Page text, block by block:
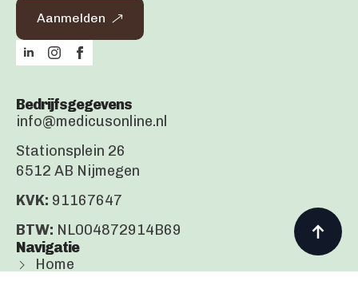
Aanmelden
Bedrijfsgegevens
info@medicusonline.nl
Stationsplein 26
6512 AB Nijmegen
KVK: 91167647
BTW: NL004872914B69
Navigatie
Home